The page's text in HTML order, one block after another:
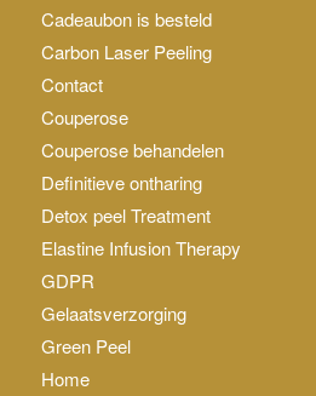
Cadeaubon is besteld
Carbon Laser Peeling
Contact
Couperose
Couperose behandelen
Definitieve ontharing
Detox peel Treatment
Elastine Infusion Therapy
GDPR
Gelaatsverzorging
Green Peel
Home